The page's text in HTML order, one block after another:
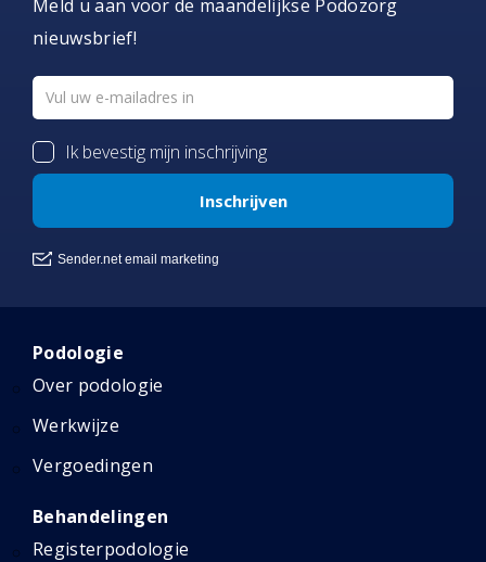
Meld u aan voor de maandelijkse Podozorg
nieuwsbrief!
Podologie
Over podologie
Werkwijze
Vergoedingen
Behandelingen
Registerpodologie